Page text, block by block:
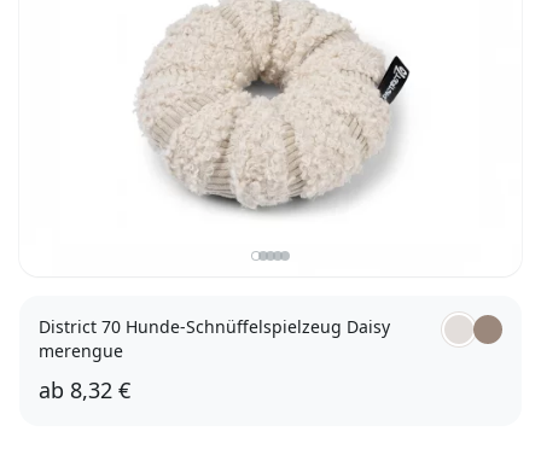
District 70 Hunde-Schnüffelspielzeug Daisy
merengue
ab 8,32 €